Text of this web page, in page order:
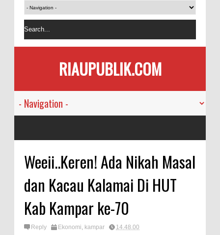
RIAUPUBLIK.COM
Weeii..Keren! Ada Nikah Masal
dan Kacau Kalamai Di HUT
Kab Kampar ke-70
Reply Ekonomi, kampar 14.48.00